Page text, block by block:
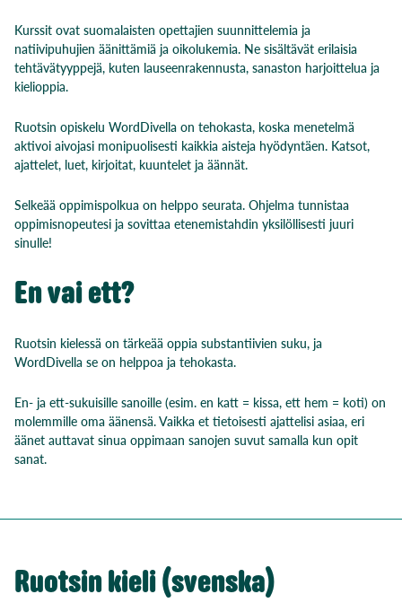
Kurssit ovat suomalaisten opettajien suunnittelemia ja
natiivipuhujien äänittämiä ja oikolukemia. Ne sisältävät erilaisia
tehtävätyyppejä, kuten lauseenrakennusta, sanaston harjoittelua ja
kielioppia.
Ruotsin opiskelu WordDivella on tehokasta, koska menetelmä
aktivoi aivojasi monipuolisesti kaikkia aisteja hyödyntäen. Katsot,
ajattelet, luet, kirjoitat, kuuntelet ja äännät.
Selkeää oppimispolkua on helppo seurata. Ohjelma tunnistaa
oppimisnopeutesi ja sovittaa etenemistahdin yksilöllisesti juuri
sinulle!
En vai ett?
Ruotsin kielessä on tärkeää oppia substantiivien suku, ja
WordDivella se on helppoa ja tehokasta.
En- ja ett-sukuisille sanoille (esim. en katt = kissa, ett hem = koti) on
molemmille oma äänensä. Vaikka et tietoisesti ajattelisi asiaa, eri
äänet auttavat sinua oppimaan sanojen suvut samalla kun opit
sanat.
Ruotsin kieli (svenska)